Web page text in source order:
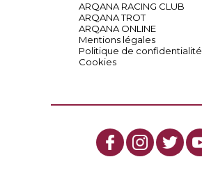
ARQANA RACING CLUB
ARQANA TROT
ARQANA ONLINE
Mentions légales
Politique de confidentialité
Cookies